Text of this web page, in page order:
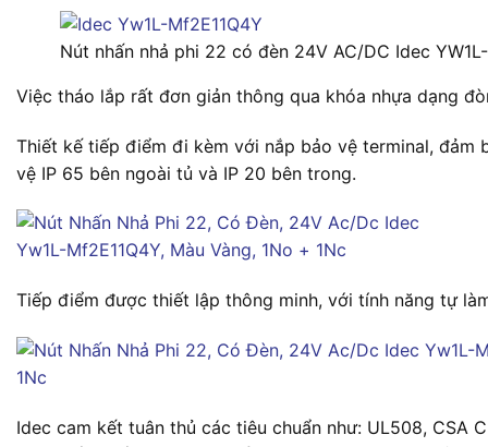
Nút nhấn nhả phi 22 có đèn 24V AC/DC Idec
Việc tháo lắp rất đơn giản thông qua khóa nhựa dạng
Thiết kế tiếp điểm đi kèm với nắp bảo vệ terminal,
vệ IP 65 bên ngoài tủ và IP 20 bên trong.
Tiếp điểm được thiết lập thông minh, với tính năng tự
Idec cam kết tuân thủ các tiêu chuẩn như: UL508, CSA